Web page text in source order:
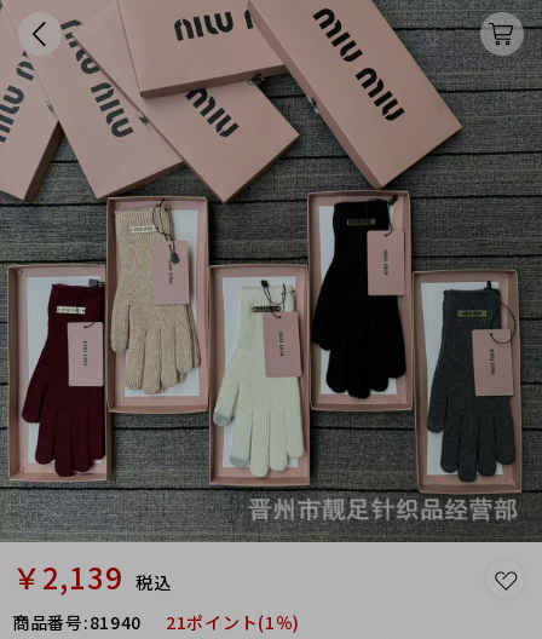
￥2,139 税込
商品番号:81940 21ポイント(1％)